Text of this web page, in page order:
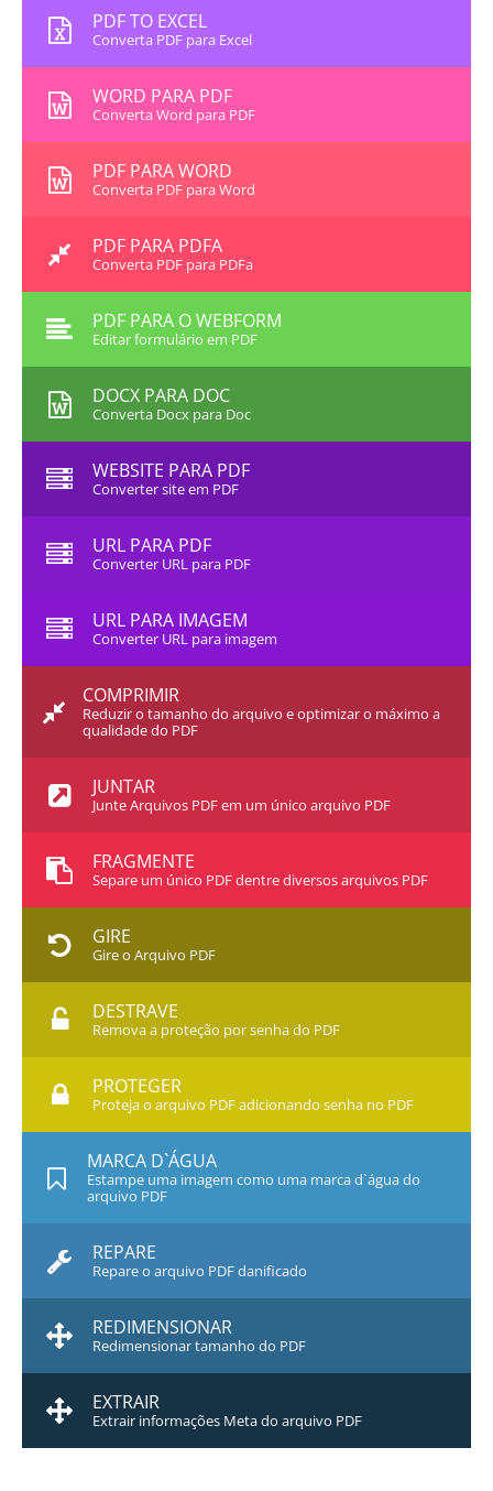
PDF TO EXCEL
Converta PDF para Excel
WORD PARA PDF
Converta Word para PDF
PDF PARA WORD
Converta PDF para Word
PDF PARA PDFA
Converta PDF para PDFa
PDF PARA O WEBFORM
Editar formulário em PDF
DOCX PARA DOC
Converta Docx para Doc
WEBSITE PARA PDF
Converter site em PDF
URL PARA PDF
Converter URL para PDF
URL PARA IMAGEM
Converter URL para imagem
COMPRIMIR
Reduzir o tamanho do arquivo e optimizar o máximo a
qualidade do PDF
JUNTAR
Junte Arquivos PDF em um único arquivo PDF
FRAGMENTE
Separe um único PDF dentre diversos arquivos PDF
GIRE
Gire o Arquivo PDF
DESTRAVE
Remova a proteção por senha do PDF
PROTEGER
Proteja o arquivo PDF adicionando senha no PDF
MARCA D`ÁGUA
Estampe uma imagem como uma marca d`água do
arquivo PDF
REPARE
Repare o arquivo PDF danificado
REDIMENSIONAR
Redimensionar tamanho do PDF
EXTRAIR
Extrair informações Meta do arquivo PDF